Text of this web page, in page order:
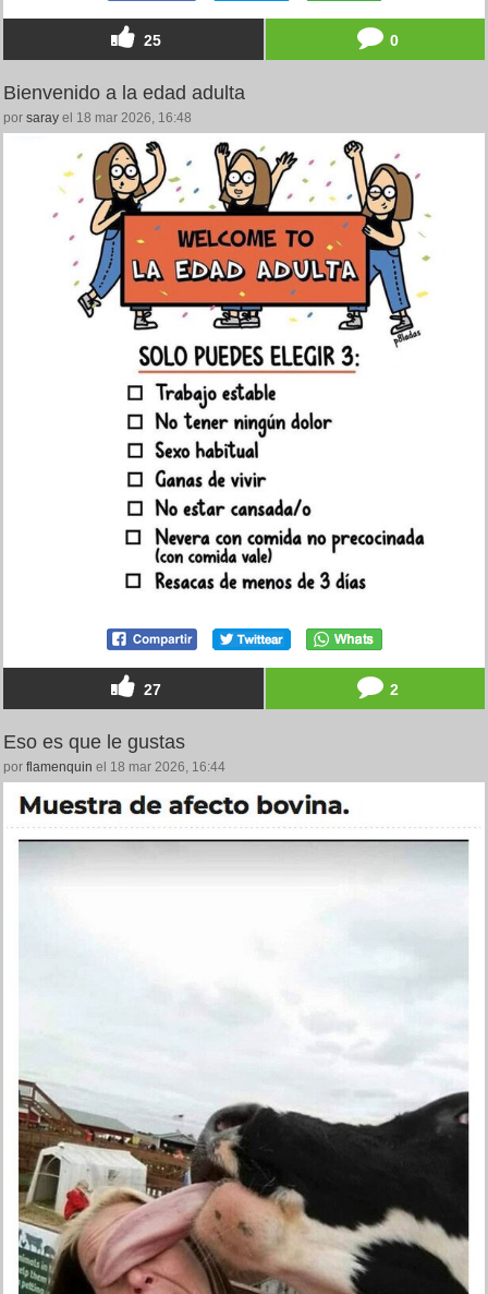
25 0
Bienvenido a la edad adulta
por saray el 18 mar 2026, 16:48
27 2
Eso es que le gustas
por flamenquin el 18 mar 2026, 16:44